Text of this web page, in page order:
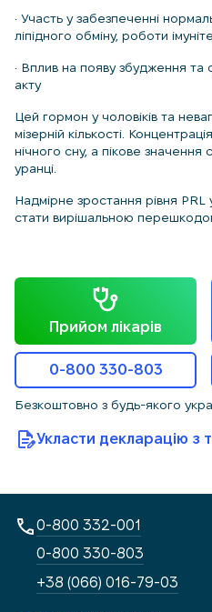
• Участь у забезпеченні
ліпідного обміну, роботи
• Вплив на появу збудження та
акту
Цей гормон у чоловіків та
мізерній кількості.
нічного сну, а пікове значення
уранці.
Надмірне зростання рівня PRL
стати вирішальною
Прийом лікарів
0-800 330-803
Безкоштовно з будь-якого
Укласти декларацію з
0-800 332-001
0-800 330-803
+38 (066) 016-79-03